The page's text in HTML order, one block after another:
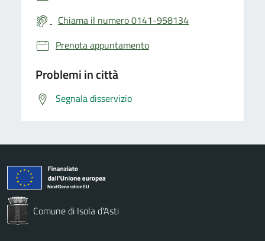
Chiama il numero 0141-958134
Prenota appuntamento
Problemi in città
Segnala disservizio
Comune di Isola d'Asti